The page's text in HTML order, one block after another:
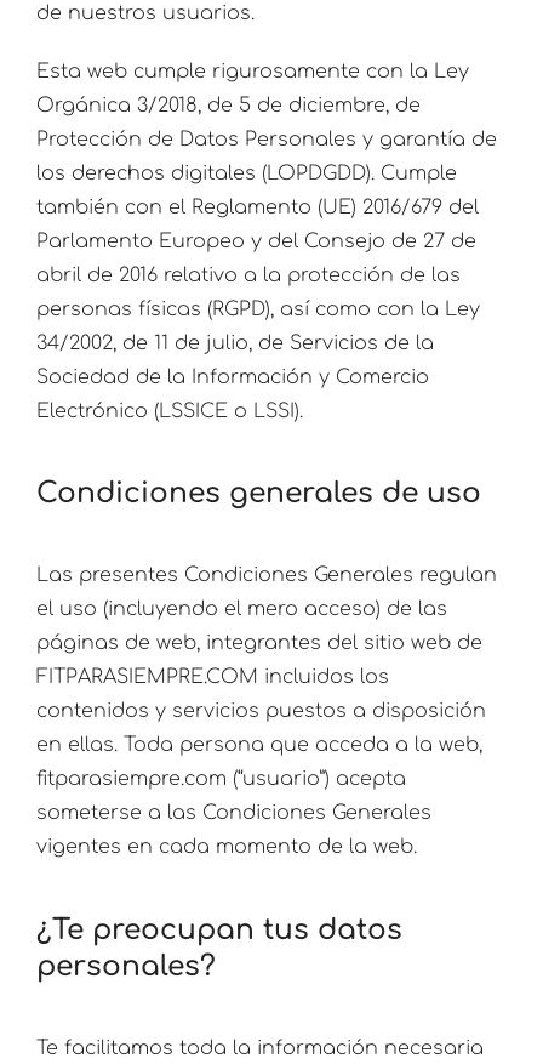
de nuestros usuarios.
Esta web cumple rigurosamente con la Ley
Orgánica 3/2018, de 5 de diciembre, de
Protección de Datos Personales y garantía de
los derechos digitales (LOPDGDD). Cumple
también con el Reglamento (UE) 2016/679 del
Parlamento Europeo y del Consejo de 27 de
abril de 2016 relativo a la protección de las
personas físicas (RGPD), así como con la Ley
34/2002, de 11 de julio, de Servicios de la
Sociedad de la Información y Comercio
Electrónico (LSSICE o LSSI).
Condiciones generales de uso
Las presentes Condiciones Generales regulan
el uso (incluyendo el mero acceso) de las
páginas de web, integrantes del sitio web de
FITPARASIEMPRE.COM incluidos los
contenidos y servicios puestos a disposición
en ellas. Toda persona que acceda a la web,
fitparasiempre.com (“usuario”) acepta
someterse a las Condiciones Generales
vigentes en cada momento de la web.
¿Te preocupan tus datos
personales?
Te facilitamos toda la información necesaria